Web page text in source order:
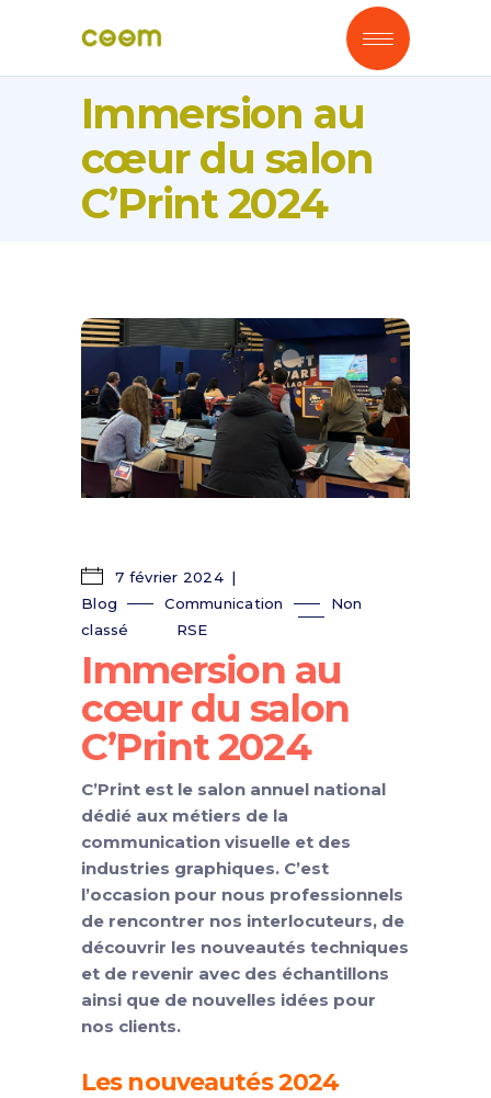
Immersion au
cœur du salon
C’Print 2024
7 février 2024
Blog
Communication
Non
classé
RSE
Immersion au
cœur du salon
C’Print 2024
C’Print est le salon annuel national
dédié aux métiers de la
communication visuelle et des
industries graphiques. C’est
l’occasion pour nous professionnels
de rencontrer nos interlocuteurs, de
découvrir les nouveautés techniques
et de revenir avec des échantillons
ainsi que de nouvelles idées pour
nos clients.
Les nouveautés 2024